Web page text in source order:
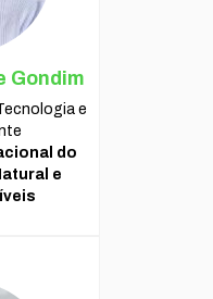
Gondim
e
do
e